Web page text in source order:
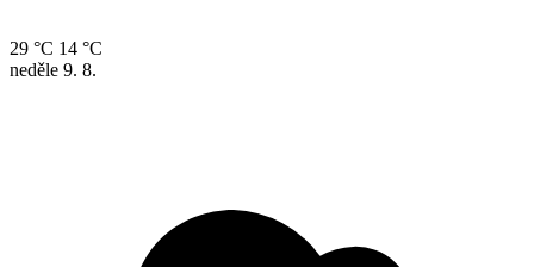
29 °C 14 °C
neděle 9. 8.